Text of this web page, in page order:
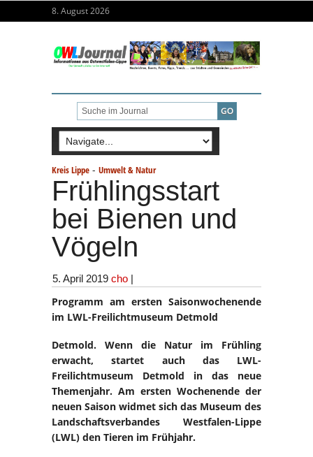
8. August 2026
Kreis Lippe - Umwelt & Natur
Frühlingsstart
bei Bienen und
Vögeln
5. April 2019 cho |
Programm am ersten Saisonwochenende
im LWL-Freilichtmuseum Detmold
Detmold.
Wenn die Natur im Frühling
erwacht, startet auch das LWL-
Freilichtmuseum Detmold in das neue
Themenjahr. Am ersten Wochenende der
neuen Saison widmet sich das Museum des
Landschaftsverbandes Westfalen-Lippe
(LWL) den Tieren im Frühjahr.